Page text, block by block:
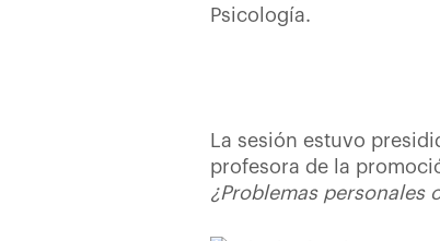
Psicología.
La sesión estuvo
profesora de la
¿Problemas personales